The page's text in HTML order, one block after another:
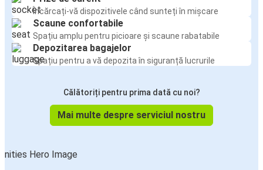
Încărcați-vă dispozitivele când sunteți în mișcare
Scaune confortabile
Spațiu amplu pentru picioare și scaune rabatabile
Depozitarea bagajelor
Spațiu pentru a vă depozita în siguranță lucrurile
Călătoriți pentru prima dată cu noi?
Mai multe despre serviciul nostru